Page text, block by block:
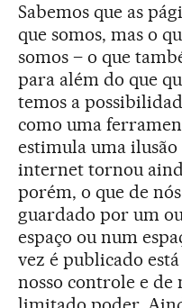
Sabemos que as
que somos, mas o
somos – o que
para além do que
temos a
como uma
estimula uma
internet tornou
porém, o que de
guardado por um
espaço ou num
vez é publicado
nosso controle e de